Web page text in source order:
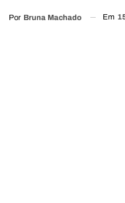
Por Bruna Machado Em